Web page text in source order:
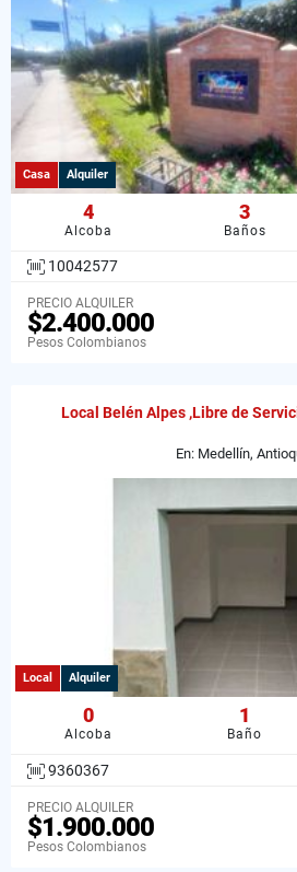
Casa Alquiler
4
Alcoba
3
Baños
10042577
PRECIO ALQUILER
$2.400.000
Pesos Colombianos
Local Belén Alpes ,Libre de
En: Medellín,
Local Alquiler
0
Alcoba
1
Baño
9360367
PRECIO ALQUILER
$1.900.000
Pesos Colombianos